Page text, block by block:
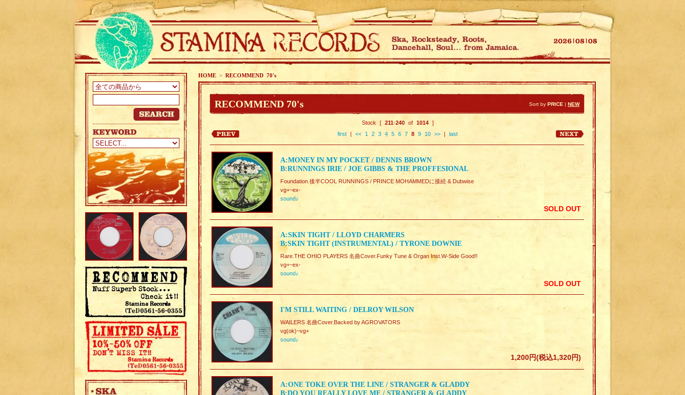
HOME > RECOMMEND 70's
RECOMMEND 70's Sort by PRICE | NEW
Stock [ 211-240of 1014]
first | << 1 2 3 4 5 6 7 8 9 10 >> | last
A:MONEY IN MY POCKET / DENNIS BROWN
B:RUNNINGS IRIE / JOE GIBBS & THE PROFFESIONAL
Foundation.後半COOL RUNNINGS / PRINCE MOHAMMEDに接続 & Dubwise
vg+~ex-
sound♪
SOLD OUT
A:SKIN TIGHT / LLOYD CHARMERS
B:SKIN TIGHT (INSTRUMENTAL) / TYRONE DOWNIE
Rare.THE OHIO PLAYERS 名曲Cover.Funky Tune & Organ Inst.W-Side Good!!
vg+~ex-
sound♪
SOLD OUT
I'M STILL WAITING / DELROY WILSON
WAILERS 名曲Cover.Backed by AGROVATORS
vg(ok)~vg+
sound♪
1,200円(税込1,320円)
A:ONE TOKE OVER THE LINE / STRANGER & GLADDY
B:DO YOU REALLY LOVE ME / STRANGER & GLADDY